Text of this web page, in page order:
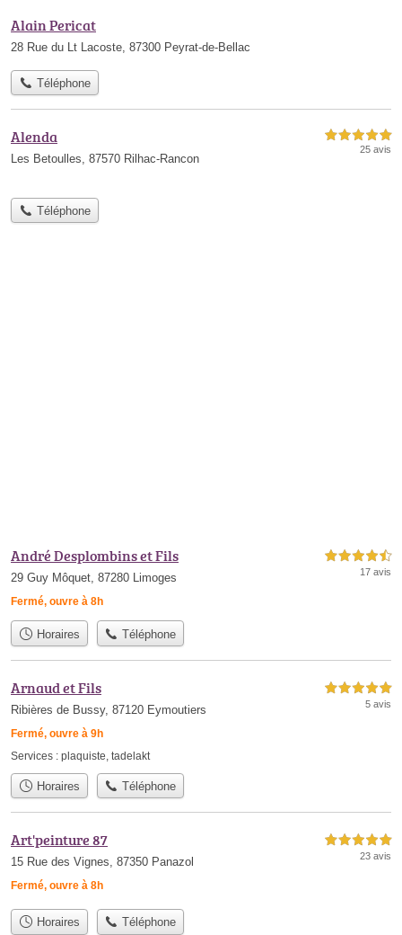
Alain Pericat
28 Rue du Lt Lacoste, 87300 Peyrat-de-Bellac
Téléphone
Alenda
Les Betoulles, 87570 Rilhac-Rancon
5,0 étoiles sur 5
25 avis
Téléphone
André Desplombins et Fils
29 Guy Môquet, 87280 Limoges
Fermé, ouvre à 8h
4,5 étoiles sur 5
17 avis
Horaires Téléphone
Arnaud et Fils
Ribières de Bussy, 87120 Eymoutiers
Fermé, ouvre à 9h
5,0 étoiles sur 5
5 avis
Services : plaquiste tadelakt
Horaires Téléphone
Art'peinture 87
15 Rue des Vignes, 87350 Panazol
Fermé, ouvre à 8h
5,0 étoiles sur 5
23 avis
Horaires Téléphone